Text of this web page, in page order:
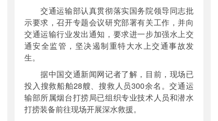
交通运输部认真贯彻落实国务院领导同志批
示要求，召开专题会议研究部署有关工作，并向
交通运输行业发出通知，要求进一步加强水上交
通安全监管，坚决遏制重特大水上交通事故发
生。
据中国交通新闻网记者了解，目前，现场已
投入搜救船舶28艘、搜救人员300余名。交通运
输部所属烟台打捞局已组织专业技术人员和潜水
打捞装备前往现场开展深水救援。